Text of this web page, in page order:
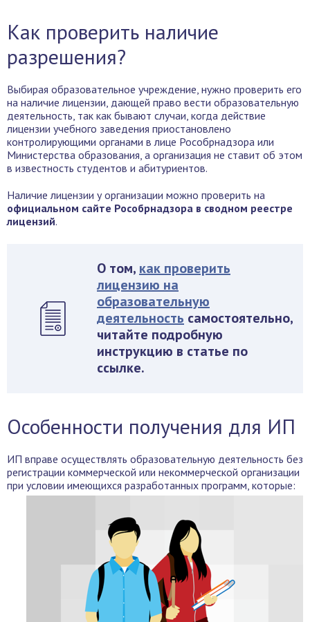
Как проверить наличие
разрешения?
Выбирая образовательное учреждение, нужно проверить его
на наличие лицензии, дающей право вести образовательную
деятельность, так как бывают случаи, когда действие
лицензии учебного заведения приостановлено
контролирующими органами в лице Рособрнадзора или
Министерства образования, а организация не ставит об этом
в известность студентов и абитуриентов.
Наличие лицензии у организации можно проверить на
официальном сайте Рособрнадзора в сводном реестре
лицензий.
О том, как проверить
лицензию на
образовательную
деятельность самостоятельно,
читайте подробную
инструкцию в статье по
ссылке.
Особенности получения для ИП
ИП вправе осуществлять образовательную деятельность без
регистрации коммерческой или некоммерческой организации
при условии имеющихся разработанных программ, которые: